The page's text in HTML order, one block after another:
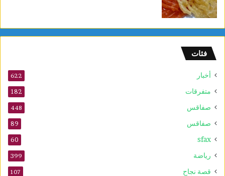
فئات
أخبار 622
متفرقات 182
صفاقس 448
صفاقس 89
sfax
60
رياضة 399
قصة نجاح 107